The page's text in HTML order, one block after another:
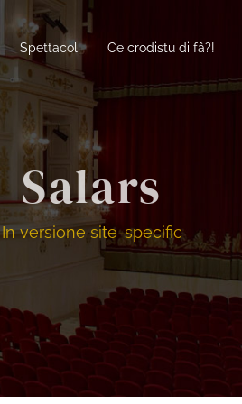
Spettacoli Ce crodistu di fâ?!
Salars
In versione site-specific